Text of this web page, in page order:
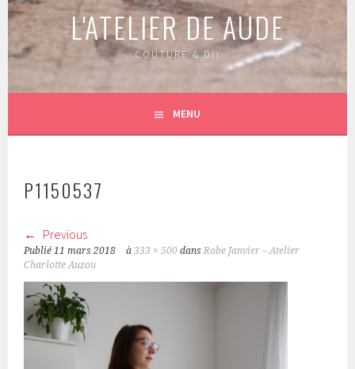
L'ATELIER DE AUDE
COUTURE & DIY
MENU
P1150537
Previous
Publié11 mars 2018 à333 × 500 dansRobe Janvier – Atelier
Charlotte Auzou